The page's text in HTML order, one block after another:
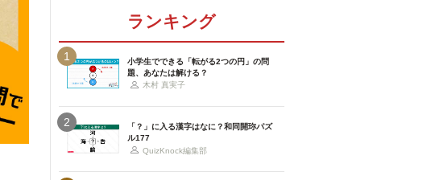
ランキング
1
小学生でできる「転がる2つの円」の問
題、あなたは解ける？
木村 真実子
2
「？」に入る漢字はなに？和同開珎パズ
ル177
QuizKnock編集部